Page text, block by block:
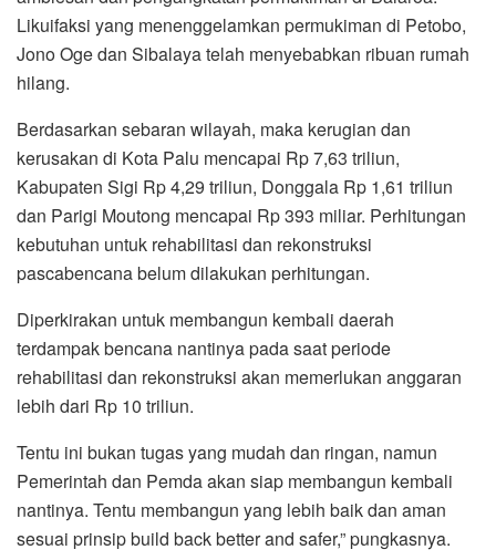
Likuifaksi yang menenggelamkan permukiman di Petobo,
Jono Oge dan Sibalaya telah menyebabkan ribuan rumah
hilang.
Berdasarkan sebaran wilayah, maka kerugian dan
kerusakan di Kota Palu mencapai Rp 7,63 triliun,
Kabupaten Sigi Rp 4,29 triliun, Donggala Rp 1,61 triliun
dan Parigi Moutong mencapai Rp 393 miliar. Perhitungan
kebutuhan untuk rehabilitasi dan rekonstruksi
pascabencana belum dilakukan perhitungan.
Diperkirakan untuk membangun kembali daerah
terdampak bencana nantinya pada saat periode
rehabilitasi dan rekonstruksi akan memerlukan anggaran
lebih dari Rp 10 triliun.
Tentu ini bukan tugas yang mudah dan ringan, namun
Pemerintah dan Pemda akan siap membangun kembali
nantinya. Tentu membangun yang lebih baik dan aman
sesuai prinsip build back better and safer,” pungkasnya.